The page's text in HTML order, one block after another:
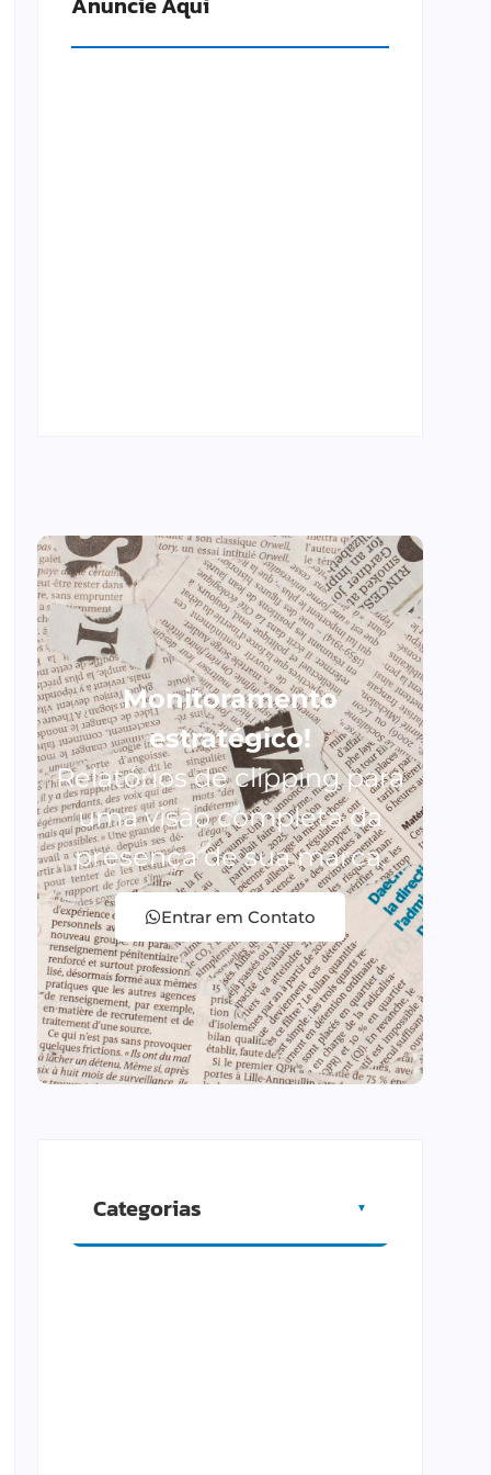
Monitoramento
estratégico!
Relatórios de clipping para
uma visão completa da
presença de sua marca.
Entrar em Contato
Categorias ▼